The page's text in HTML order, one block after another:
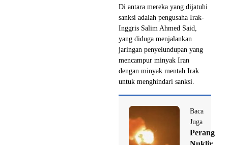
Di antara mereka yang dijatuhi
sanksi adalah pengusaha Irak-
Inggris Salim Ahmed Said,
yang diduga menjalankan
jaringan penyelundupan yang
mencampur minyak Iran
dengan minyak mentah Irak
untuk menghindari sanksi.
Baca
Juga
Perang